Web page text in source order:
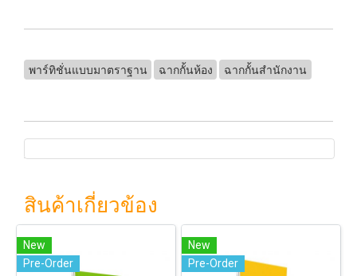
พาร์ทิชั่นแบบมาตราฐาน ฉากกั้นห้อง ฉากกั้นสำนักงาน
สินค้าเกี่ยวข้อง
New
Pre-Order
New
Pre-Order